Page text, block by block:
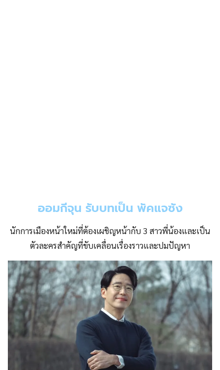
ออมกีจุน รับบทเป็น พัคแจซัง
นักการเมืองหน้าใหม่ที่ต้องเผชิญหน้ากับ 3 สาวพี่น้องและเป็น
ตัวละครสำคัญที่ขับเคลื่อนเรื่องราวและปมปัญหา